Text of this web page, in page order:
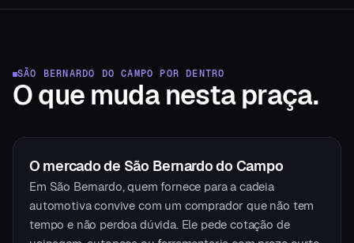
SÃO BERNARDO DO CAMPO POR DENTRO
O que mudanesta praça.
O mercadode São Bernardo do Campo
Em São Bernardo, quem fornece para a cadeia
automotiva convive com um comprador que não tem
tempo e não perdoa dúvida. Ele pede cotação de